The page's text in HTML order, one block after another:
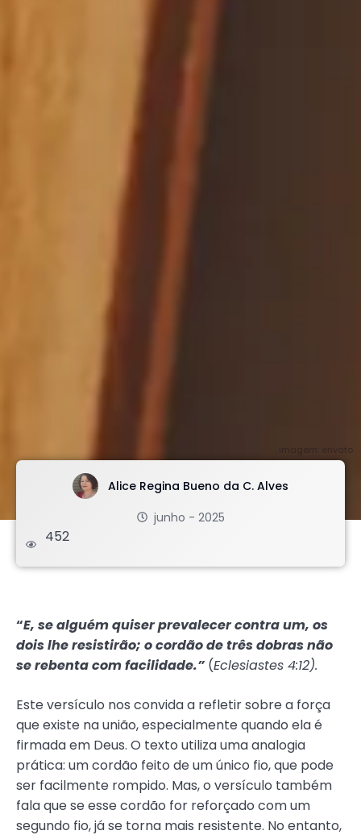
imagem: envato
Alice Regina Bueno da C. Alves
junho - 2025
452
“E, se alguém quiser prevalecer contra um, os
dois lhe resistirão; o cordão de três dobras não
se rebenta com facilidade.”(Eclesiastes 4:12).
Este versículo nos convida a refletir sobre a força
que existe na união, especialmente quando ela é
firmada em Deus. O texto utiliza uma analogia
prática: um cordão feito de um único fio, que pode
ser facilmente rompido. Mas, o versículo também
fala que se esse cordão for reforçado com um
segundo fio, já se torna mais resistente. No entanto,